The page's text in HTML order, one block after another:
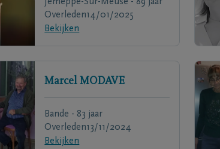
Overleden14/01/2025
Bekijken
Marcel MODAVE
Bande - 83 jaar
Overleden13/11/2024
Bekijken